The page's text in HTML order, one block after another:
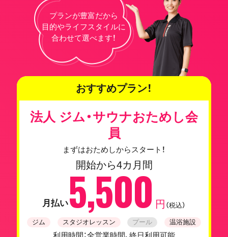
プランが豊富だから
目的やライフスタイルに
合わせて選べます！
おすすめプラン！
法人 ジム・サウナおためし会
員
まずはおためしからスタート！
開始から4カ月間
月払い5,500 円 （税込）
ジム スタジオレッスン プール 温浴施設
利用時間：全営業時間、終日利用可能